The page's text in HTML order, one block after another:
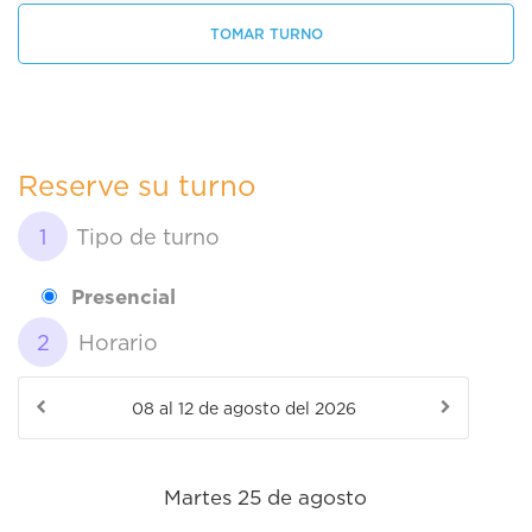
TOMAR TURNO
Reserve su turno
Tipo de turno
Presencial
Horario
Martes 25 de agosto